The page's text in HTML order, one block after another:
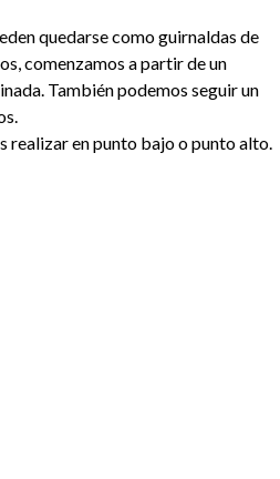
quedarse como guirnaldas de
comenzamos a partir de un
También podemos seguir un
realizar en punto bajo o punto alto.